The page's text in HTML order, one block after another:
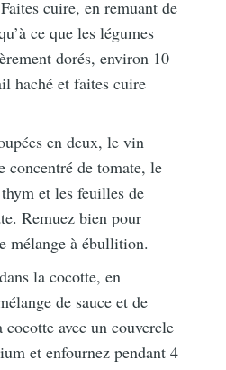
cuire, en remuant de
ce que les légumes
dorés, environ 10
haché et faites cuire
en deux, le vin
de tomate, le
et les feuilles de
Remuez bien pour
mélange à ébullition.
la cocotte, en
de sauce et de
avec un couvercle
et enfournez pendant 4
mes